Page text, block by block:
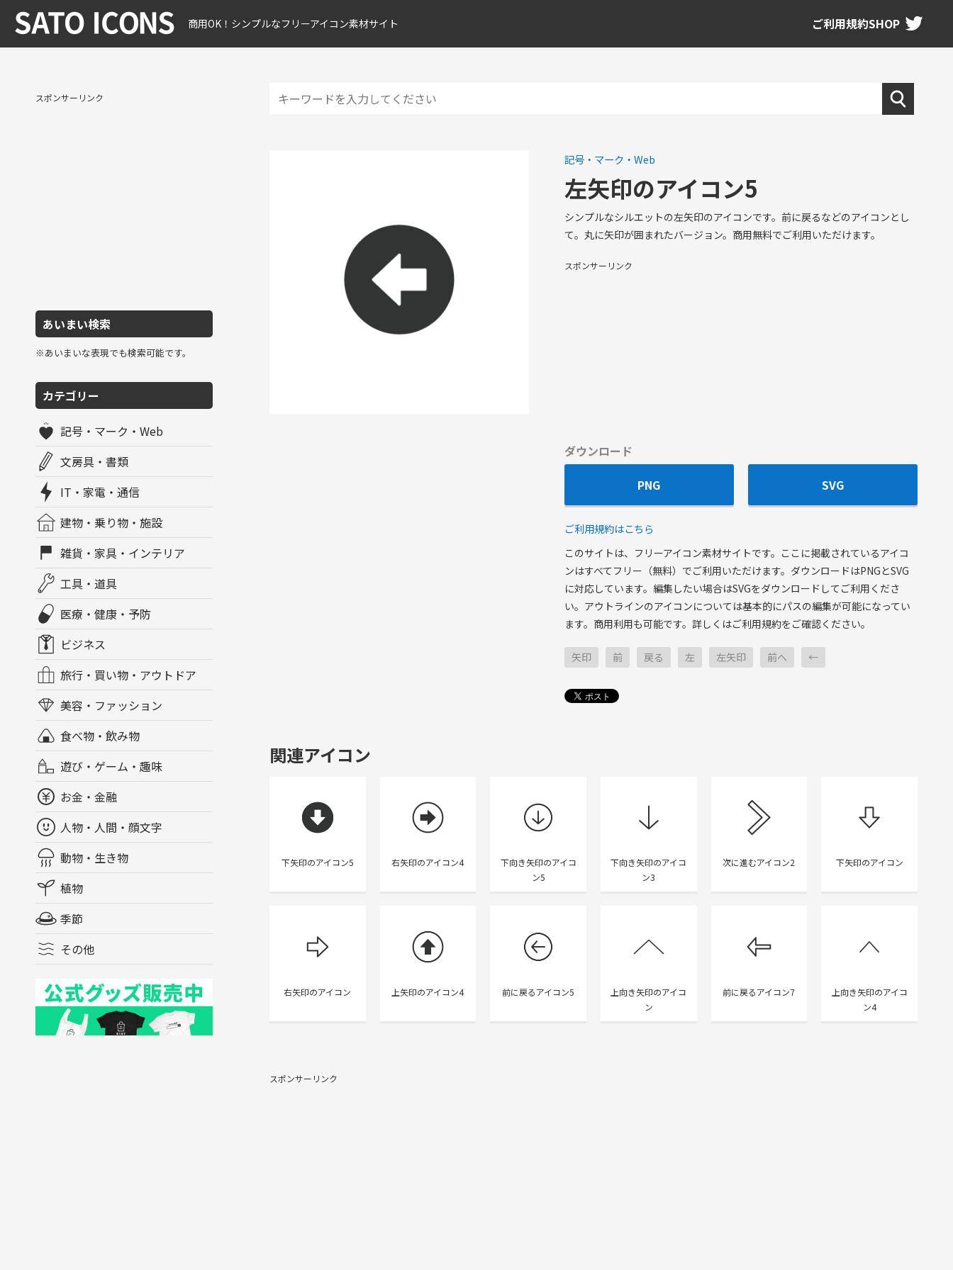
商用OK！シンプルなフリーアイコン素材サイト ご利用規約SHOP
スポンサーリンク
あいまい検索
※あいまいな表現でも検索可能です。
カテゴリー
記号・マーク・Web
文房具・書類
IT・家電・通信
建物・乗り物・施設
雑貨・家具・インテリア
工具・道具
医療・健康・予防
ビジネス
旅行・買い物・アウトドア
美容・ファッション
食べ物・飲み物
遊び・ゲーム・趣味
お金・金融
人物・人間・顔文字
動物・生き物
植物
季節
その他
記号・マーク・Web
左矢印のアイコン5
シンプルなシルエットの左矢印のアイコンです。前に戻るなどのアイコンとし
て。丸に矢印が囲まれたバージョン。商用無料でご利用いただけます。
スポンサーリンク
ダウンロード
PNG
SVG
ご利用規約はこちら
このサイトは、フリーアイコン素材サイトです。ここに掲載されているアイコ
ンはすべてフリー（無料）でご利用いただけます。ダウンロードはPNGとSVG
に対応しています。編集したい場合はSVGをダウンロードしてご利用くださ
い。アウトラインのアイコンについては基本的にパスの編集が可能になってい
ます。商用利用も可能です。詳しくはご利用規約をご確認ください。
矢印 前 戻る 左 左矢印 前へ ←
関連アイコン
下矢印のアイコン5 右矢印のアイコン4
下向き矢印のアイコ
ン5
下向き矢印のアイコ
ン3
次に進むアイコン2 下矢印のアイコン
右矢印のアイコン 上矢印のアイコン4 前に戻るアイコン5
上向き矢印のアイコ
ン
前に戻るアイコン7
上向き矢印のアイコ
ン4
スポンサーリンク